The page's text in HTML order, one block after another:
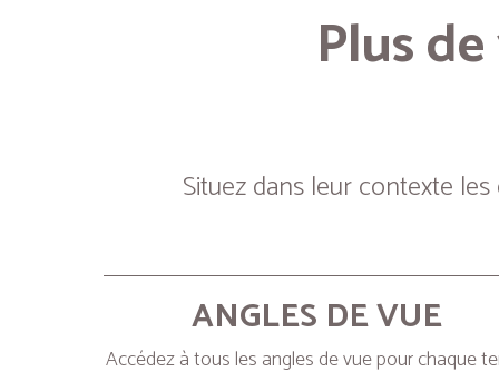
Plus
Situez dans leur contexte
ANGLES DE VUE
Accédez à tous les angles de vue pour chaque